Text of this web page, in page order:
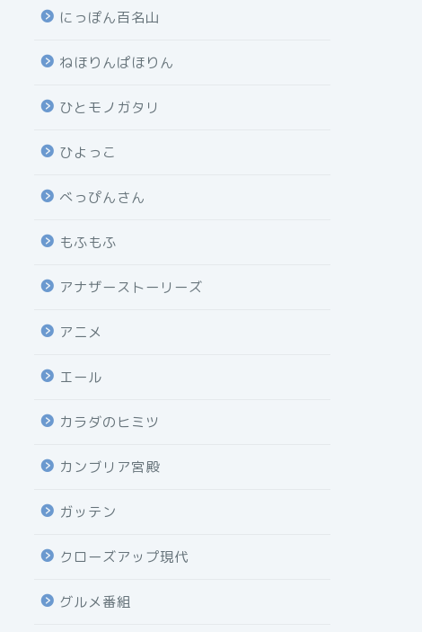
にっぽん百名山
ねほりんぱほりん
ひとモノガタリ
ひよっこ
べっぴんさん
もふもふ
アナザーストーリーズ
アニメ
エール
カラダのヒミツ
カンブリア宮殿
ガッテン
クローズアップ現代
グルメ番組